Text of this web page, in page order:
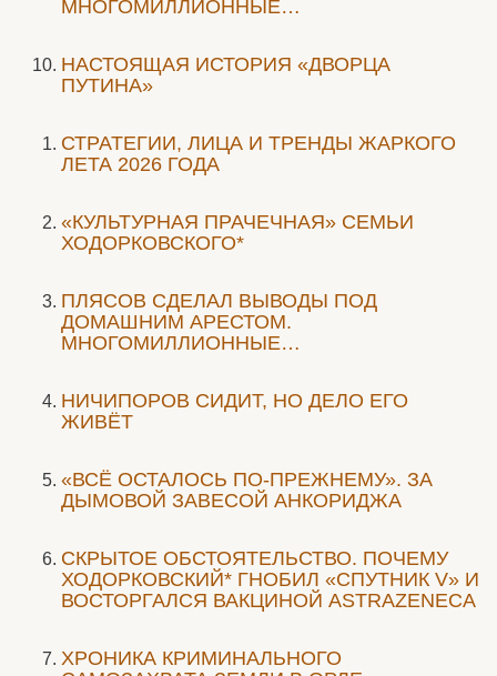
МНОГОМИЛЛИОННЫЕ…
НАСТОЯЩАЯ ИСТОРИЯ «ДВОРЦА
ПУТИНА»
СТРАТЕГИИ, ЛИЦА И ТРЕНДЫ ЖАРКОГО
ЛЕТА 2026 ГОДА
«КУЛЬТУРНАЯ ПРАЧЕЧНАЯ» СЕМЬИ
ХОДОРКОВСКОГО*
ПЛЯСОВ СДЕЛАЛ ВЫВОДЫ ПОД
ДОМАШНИМ АРЕСТОМ.
МНОГОМИЛЛИОННЫЕ…
НИЧИПОРОВ СИДИТ, НО ДЕЛО ЕГО
ЖИВЁТ
«ВСЁ ОСТАЛОСЬ ПО-ПРЕЖНЕМУ». ЗА
ДЫМОВОЙ ЗАВЕСОЙ АНКОРИДЖА
СКРЫТОЕ ОБСТОЯТЕЛЬСТВО. ПОЧЕМУ
ХОДОРКОВСКИЙ* ГНОБИЛ «СПУТНИК V» И
ВОСТОРГАЛСЯ ВАКЦИНОЙ ASTRAZENECA
ХРОНИКА КРИМИНАЛЬНОГО